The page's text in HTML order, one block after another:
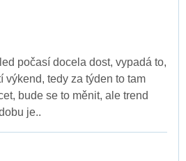
počasí docela dost, vypadá to,
výkend, tedy za týden to tam
bude se to měnit, ale trend
je..